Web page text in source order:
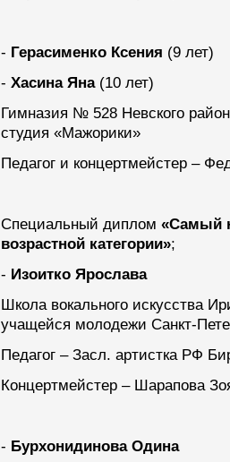
- Герасименко Ксения (9 лет)
- Хасина Яна(10 лет)
Гимназия № 528 Невского
студия «Мажорики»
Педагог и концертмейстер –
Специальный диплом «Самый
возрастной категории»;
- Изоитко Ярослава
Школа вокального искусства
учащейся молодежи Санкт-
Педагог – Засл. артистка РФ
Концертмейстер – Шарапова
- Бурхонидинова Одина